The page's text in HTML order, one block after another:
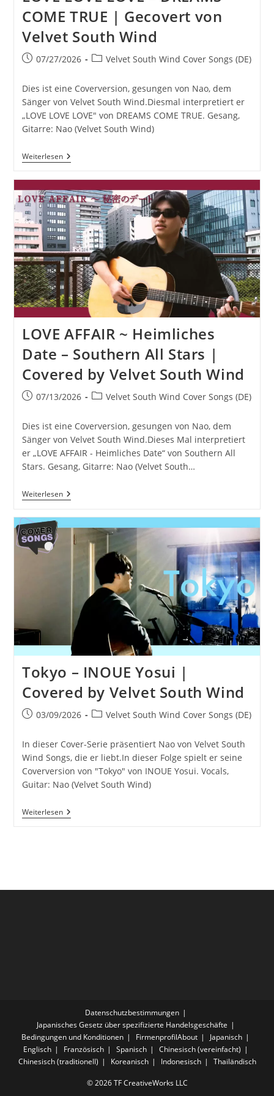
COME TRUE | Gecovert von
Velvet South Wind
Beitrag07/27/2026
Beitrags-
Velvet South Wind Cover Songs (DE)
Dies ist eine Coverversion, gesungen von Nao, dem
Sänger von Velvet South Wind.Diesmal interpretiert er
„LOVE LOVE LOVE" von DREAMS COME TRUE. Gesang,
Gitarre: Nao (Velvet South Wind)
WeiterlesenLOVE
LOVE
DREAMS
COME
TRUE
|
Gecovert
Von
Velvet
South
Wind
LOVE AFFAIR ~ Heimliches
Date – Southern All Stars |
Covered by Velvet South Wind
Beitrag07/13/2026
Beitrags-
Velvet South Wind Cover Songs (DE)
Dies ist eine Coverversion, gesungen von Nao, dem
Sänger von Velvet South Wind.Dieses Mal interpretiert
er „LOVE AFFAIR - Heimliches Date“ von Southern All
Stars. Gesang, Gitarre: Nao (Velvet South…
WeiterlesenLOVE
AFFAIR
Date
Covered
Velvet
South
Wind
Tokyo – INOUE Yosui |
Covered by Velvet South Wind
Beitrag03/09/2026
Beitrags-
Velvet South Wind Cover Songs (DE)
In dieser Cover-Serie präsentiert Nao von Velvet South
Wind Songs, die er liebt.In dieser Folge spielt er seine
Coverversion von "Tokyo" von INOUE Yosui. Vocals,
Guitar: Nao (Velvet South Wind)
WeiterlesenTokyo
–
South
Datenschutzbestimmungen
Japanisches Gesetz über spezifizierte Handelsgeschäfte
Bedingungen und Konditionen
FirmenprofilAbout
Japanisch
Englisch
Französisch Spanisch
Chinesisch (vereinfacht)
Chinesisch (traditionell)
Koreanisch Indonesisch Thailändisch
© 2026 TF CreativeWorks LLC